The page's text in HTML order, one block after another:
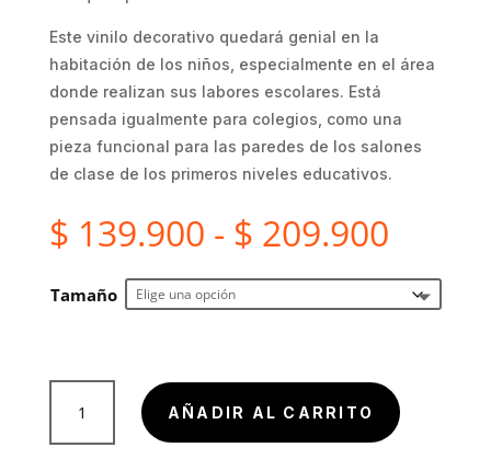
Este vinilo decorativo quedará genial en la
habitación de los niños, especialmente en el área
donde realizan sus labores escolares. Está
pensada igualmente para colegios, como una
pieza funcional para las paredes de los salones
de clase de los primeros niveles educativos.
$ 139.900 - $ 209.900Rango
desde
$
Tamaño
Mapamundi
AÑADIR AL CARRITO